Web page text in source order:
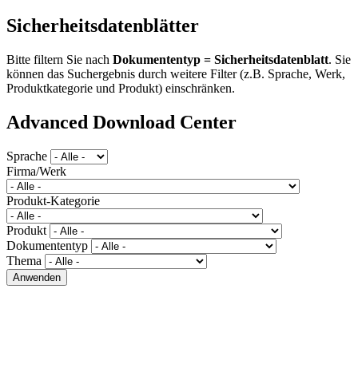
Sicherheitsdatenblätter
Bitte filtern Sie nach Dokumententyp = Sicherheitsdatenblatt. Sie
können das Suchergebnis durch weitere Filter (z.B. Sprache, Werk,
Produktkategorie und Produkt) einschränken.
Advanced Download Center
Sprache
Firma/Werk
Produkt-Kategorie
Produkt
Dokumententyp
Thema